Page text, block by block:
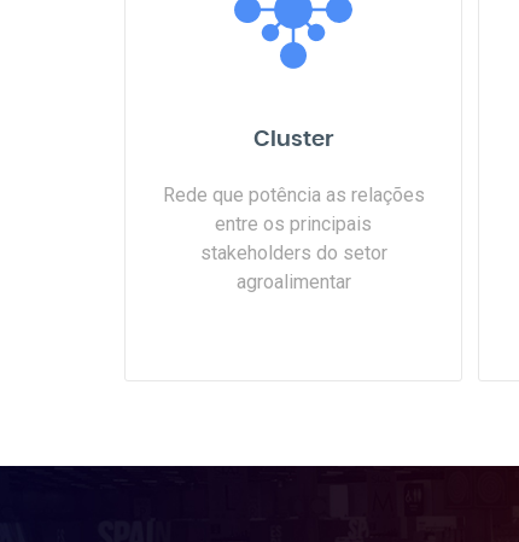
Cluster
Rede que potência as relações
entre os principais
stakeholders do setor
agroalimentar